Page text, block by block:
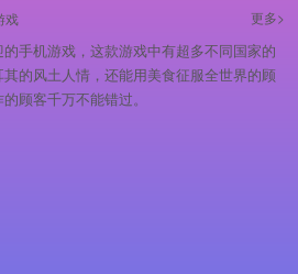
戏 更多>
手机游戏，这款游戏中有超多不同国家的
的风土人情，还能用美食征服全世界的顾
顾客千万不能错过。